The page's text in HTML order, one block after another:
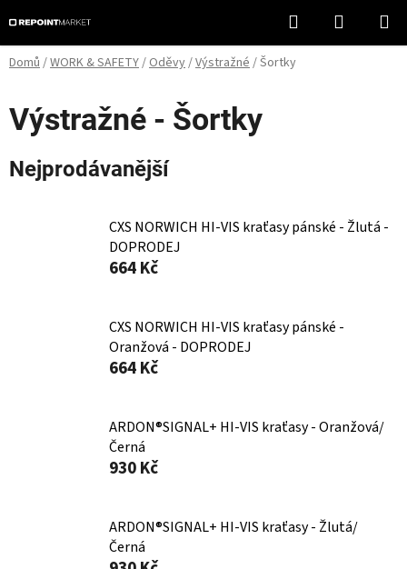
na
obsah
Hledat
KOŠÍK
Domů/WORK & SAFETY/Oděvy/Výstražné/Šortky
Výstražné - Šortky
Nejprodávanější
CXS NORWICH HI-VIS kraťasy pánské - Žlutá -
DOPRODEJ
664 Kč
CXS NORWICH HI-VIS kraťasy pánské -
Oranžová - DOPRODEJ
664 Kč
ARDON®SIGNAL+ HI-VIS kraťasy - Oranžová/
Černá
930 Kč
ARDON®SIGNAL+ HI-VIS kraťasy - Žlutá/
Černá